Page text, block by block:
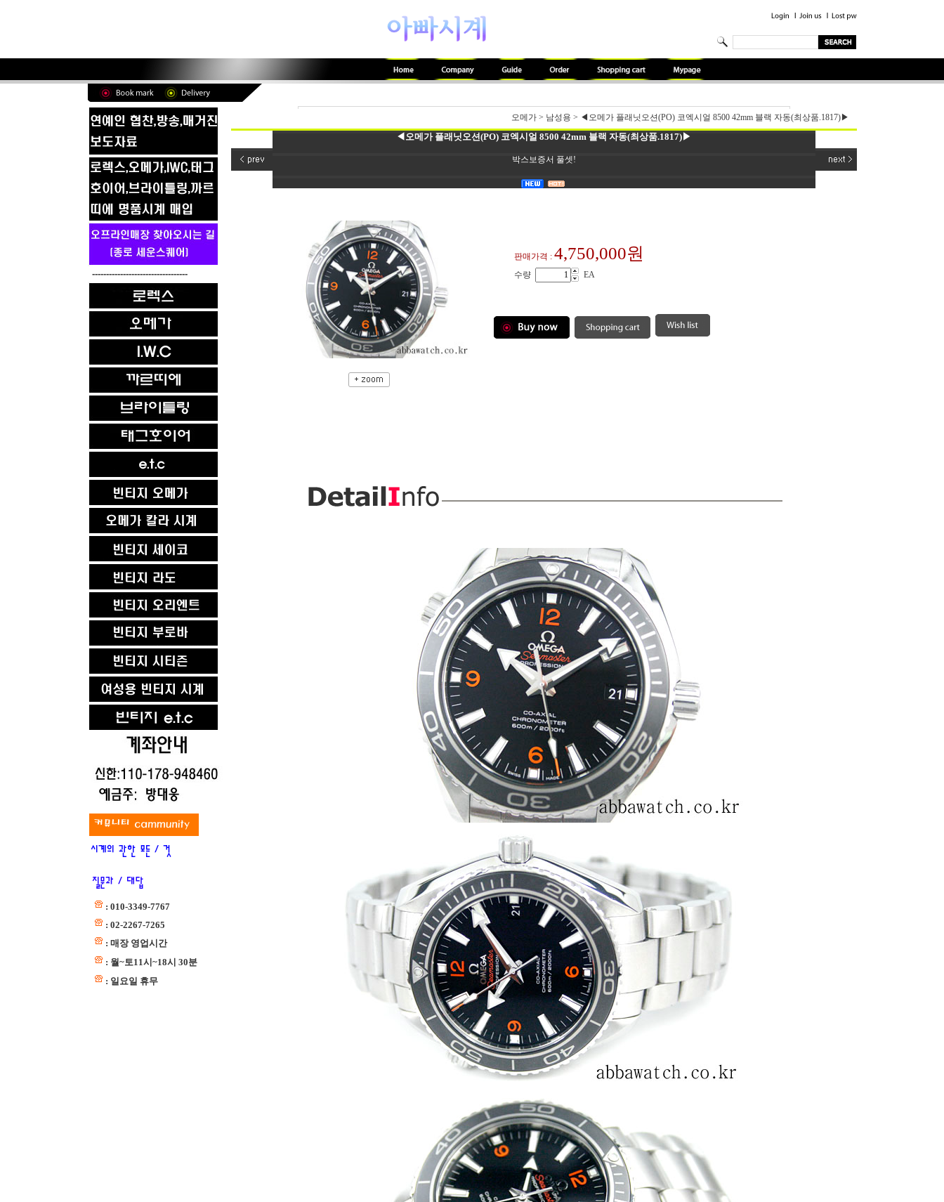
----------------------------------
: 010-3349-7767
: 02-2267-7265
: 매장 영업시간
: 월~토11시~18시 30분
: 일요일 휴무
오메가 > 남성용 > ◀오메가 플래닛오션(PO) 코엑시얼 8500 42mm 블랙 자동(최상품.1817)▶
◀오메가 플래닛오션(PO) 코엑시얼 8500 42mm 블랙 자동(최상품.1817)▶
박스보증서 풀셋!
판매가격 : 4,750,000원
수량 EA